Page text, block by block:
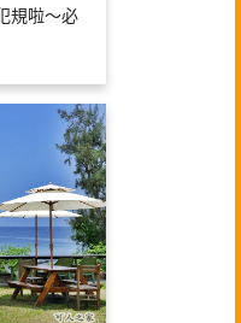
規啦～必